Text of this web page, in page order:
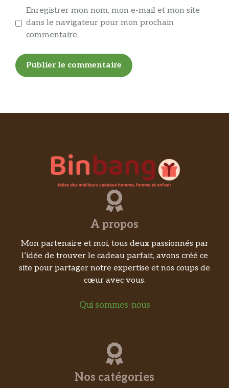
Enregistrer mon nom, mon e-mail et mon site
dans le navigateur pour mon prochain
commentaire.
A propos
Mon partenaire et moi, tous deux passionnés par
l’idée de trouver le cadeau parfait, avons créé ce
site pour partager notre expertise et nos coups de
cœur avec vous.
Qui sommes-nous
Nos catégories